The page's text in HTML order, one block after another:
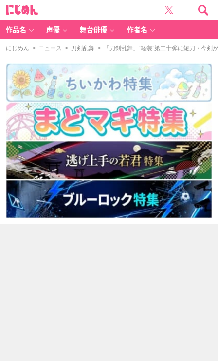
作品名 声優 舞台俳優 作者名
にじめん > ニュース > 刀剣乱舞 > 「刀剣乱舞」“軽装”第二十弾に短刀・今剣